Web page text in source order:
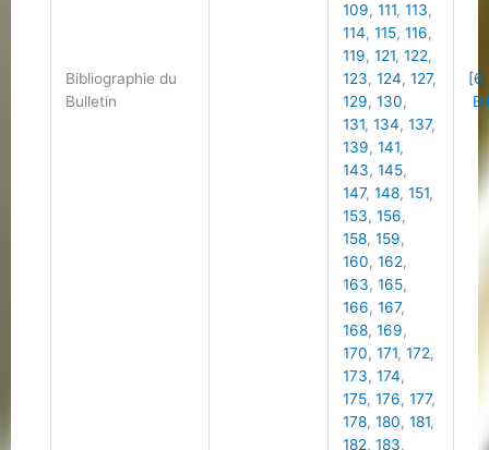
Bibliographie du
Bulletin
109,111,113,
114,115,116,
119,121,122,
123,124,127,
129,130,
131,134,137,
139,141,
143,145,
147,148,151,
153,156,
158,159,
160,162,
163,165,
166,167,
168,169,
170,171,172,
173,174,
175,176,177,
178,180,181,
182,183,